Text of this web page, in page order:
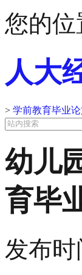
您的位
人大
> 学前教育毕业论
幼儿
育毕
发布时